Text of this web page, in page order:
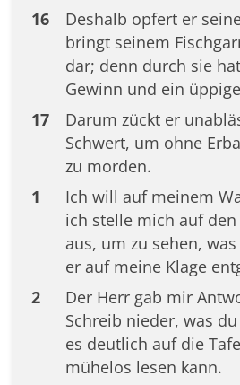
16
Deshalb opfert er
bringt seinem
dar; denn durch sie
Gewinn und ein
17
Darum zückt er
Schwert, um ohne
zu morden.
1
Ich will auf meinem
ich stelle mich auf
aus, um zu sehen,
er auf meine Klage
2
Der Herr gab mir
Schreib nieder, was
es deutlich auf die
mühelos lesen kann.